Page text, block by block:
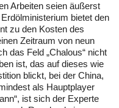
Arbeiten seien äußerst
bietet den
zu den Kosten des
Zeitraum von neun
das Feld „Chalous“ nicht
ist, das auf dieses wie
blickt, bei der China,
als Hauptplayer
ist sich der Experte